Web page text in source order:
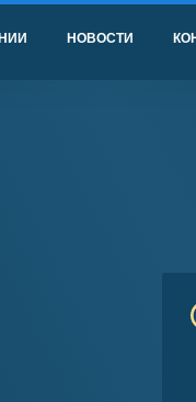
НОВОСТИ